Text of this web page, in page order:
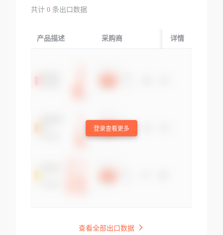
共计 0条出口数据
产品描述 采购商 起运国/地区
详情
登录查看更多
查看全部出口数据